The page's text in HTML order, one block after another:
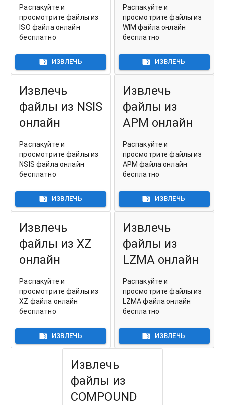
Распакуйте и
просмотрите файлы из
ISO файла онлайн
бесплатно
ИЗВЛЕЧЬ
Распакуйте и
просмотрите файлы из
WIM файла онлайн
бесплатно
ИЗВЛЕЧЬ
Извлечь
файлы из NSIS
онлайн
Распакуйте и
просмотрите файлы из
NSIS файла онлайн
бесплатно
ИЗВЛЕЧЬ
Извлечь
файлы из
APM онлайн
Распакуйте и
просмотрите файлы из
APM файла онлайн
бесплатно
ИЗВЛЕЧЬ
Извлечь
файлы из XZ
онлайн
Распакуйте и
просмотрите файлы из
XZ файла онлайн
бесплатно
ИЗВЛЕЧЬ
Извлечь
файлы из
LZMA онлайн
Распакуйте и
просмотрите файлы из
LZMA файла онлайн
бесплатно
ИЗВЛЕЧЬ
Извлечь
файлы из
COMPOUND